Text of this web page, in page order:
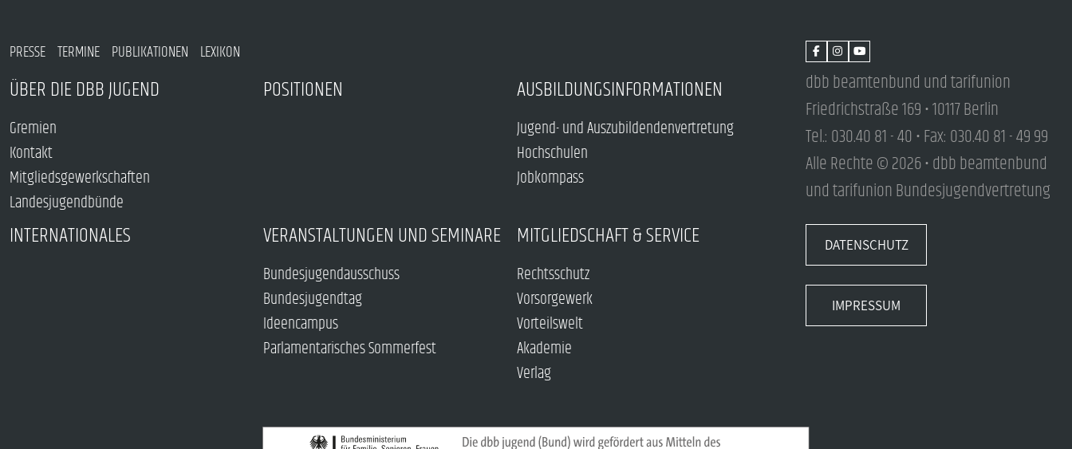
PRESSE TERMINE PUBLIKATIONEN LEXIKON
ÜBER DIE DBB JUGEND
Gremien
Kontakt
Mitgliedsgewerkschaften
Landesjugendbünde
POSITIONEN AUSBILDUNGSINFORMATIONEN
Jugend- und Auszubildendenvertretung
Hochschulen
Jobkompass
INTERNATIONALES VERANSTALTUNGEN UND SEMINARE
Bundesjugendausschuss
Bundesjugendtag
Ideencampus
Parlamentarisches Sommerfest
MITGLIEDSCHAFT & SERVICE
Rechtsschutz
Vorsorgewerk
Vorteilswelt
Akademie
Verlag
dbb beamtenbund und tarifunion
Friedrichstraße 169 • 10117 Berlin
Tel.: 030.40 81 - 40 • Fax: 030.40 81 - 49 99
Alle Rechte © 2026 • dbb beamtenbund
und tarifunion Bundesjugendvertretung
DATENSCHUTZ
IMPRESSUM